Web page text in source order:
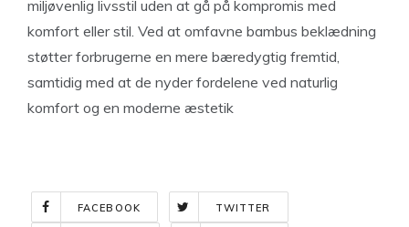
miljøvenlig livsstil uden at gå på kompromis med
komfort eller stil. Ved at omfavne bambus beklædning
støtter forbrugerne en mere bæredygtig fremtid,
samtidig med at de nyder fordelene ved naturlig
komfort og en moderne æstetik
FACEBOOK TWITTER